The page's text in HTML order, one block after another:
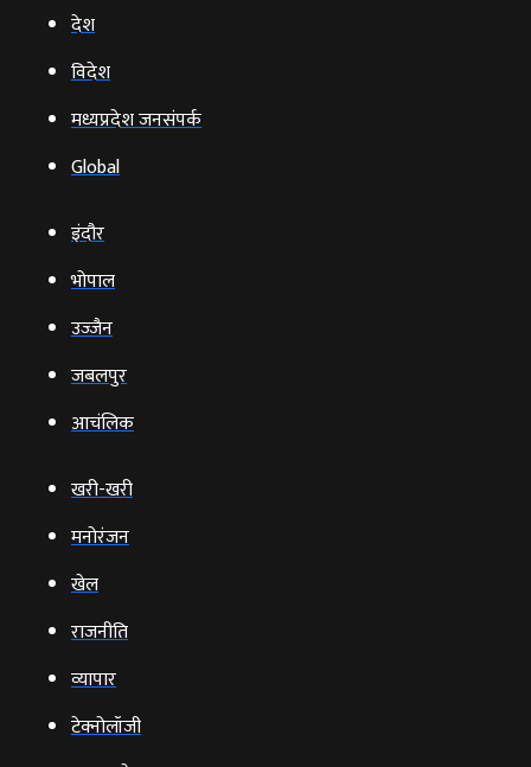
देश
विदेश
मध्यप्रदेश जनसंपर्क
Global
इंदौर
भोपाल
उज्‍जैन
जबलपुर
आचंलिक
खरी-खरी
मनोरंजन
खेल
राजनीति
व्‍यापार
टेक्‍नोलॉजी